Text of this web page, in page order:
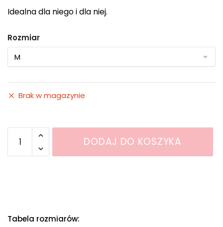
Idealna dla niego i dla niej.
Rozmiar
Brak w magazynie
Koszulka
polo
DODAJ DO KOSZYKA
Tabela rozmiarów: